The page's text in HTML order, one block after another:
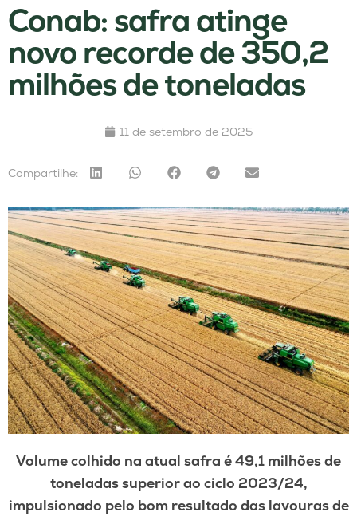
Conab: safra atinge
novo recorde de 350,2
milhões de toneladas
11 de setembro de 2025
Compartilhe:
Volume colhido na atual safra é 49,1 milhões de
toneladas superior ao ciclo 2023/24,
impulsionado pelo bom resultado das lavouras de